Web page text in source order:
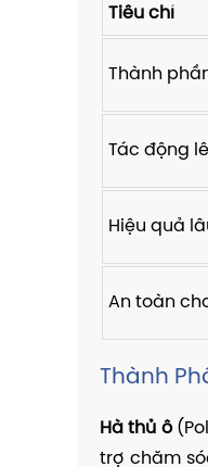
Tiêu chí
Thành
Tác động
Hiệu quả
An toàn
Thành
Hà thủ ô
trợ chăm